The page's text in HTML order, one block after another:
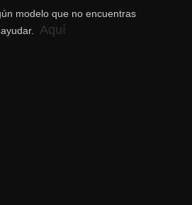
modelo que no encuentras
Aquí